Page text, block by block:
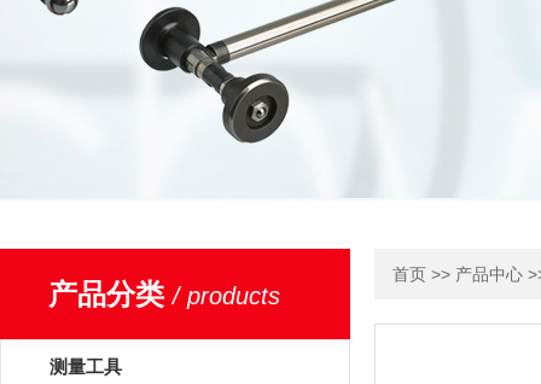
产品分类/ products
测量工具
首页 >> 产品中心